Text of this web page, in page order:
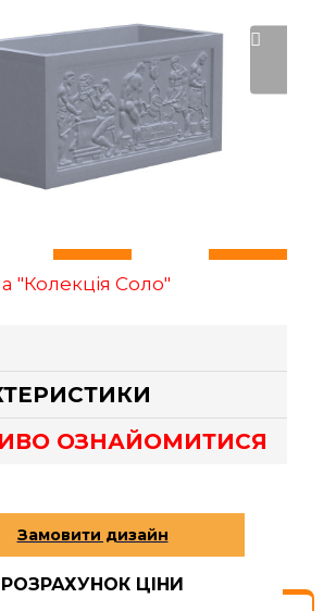
"Колекція Соло"
ОЗНАЙОМИТИСЯ
РОЗРАХУНОК ЦІНИ